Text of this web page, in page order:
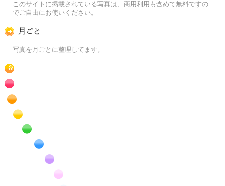
このサイトに掲載されている写真は、商用利用も含めて無料ですの
でご自由にお使いください。
写真を月ごとに整理してます。
RSS
赤色の花のフリー写真素材
橙色の花のフリー写真素材
黄色の花のフリー写真素材
緑色の花のフリー写真素材
青色の花のフリー写真素材
紫色の花のフリー写真素材